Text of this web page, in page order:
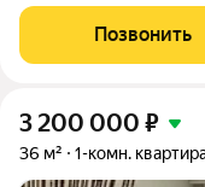
№2.4. Квартира
класса «Придонье» от
Позвонить
3 200 000 ₽
36 м² 1-комн.